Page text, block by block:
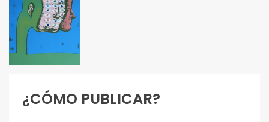
¿CÓMO PUBLICAR?